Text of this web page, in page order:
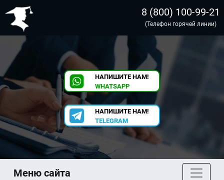
8 (800) 100-99-21
(Телефон горячей линии)
НАПИШИТЕ НАМ!
WHATSAPP
НАПИШИТЕ НАМ!
TELEGRAM
Меню сайта